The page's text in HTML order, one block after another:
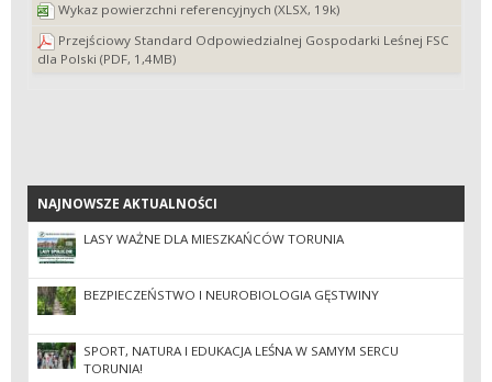
Wykaz powierzchni referencyjnych (XLSX, 19k)
Przejściowy Standard Odpowiedzialnej Gospodarki Leśnej FSC
dla Polski (PDF, 1,4MB)
NAJNOWSZE AKTUALNOŚCI
NAJNOWSZE AKTUALNOŚCI
LASY WAŻNE DLA MIESZKAŃCÓW TORUNIA
BEZPIECZEŃSTWO I NEUROBIOLOGIA GĘSTWINY
SPORT, NATURA I EDUKACJA LEŚNA W SAMYM SERCU
TORUNIA!